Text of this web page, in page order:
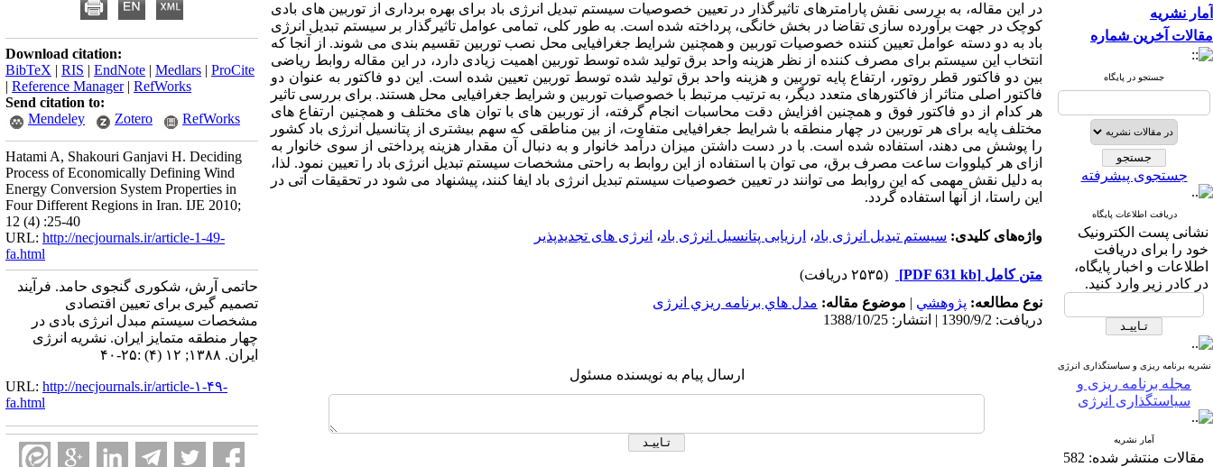
آمار نشریه
مقالات آخرین شماره
جستجو در پایگاه
جستجوی پیشرفته
دریافت اطلاعات پایگاه
نشانی پست الکترونیک
خود را برای دریافت
اطلاعات و اخبار پایگاه،
در کادر زیر وارد کنید.
نشریه برنامه ریزی و سیاستگذاری انرژی
مجله برنامه ریزی و
سیاستگذاری انرژی
آمار نشریه
مقالات منتشر شده: 582
در این مقاله، به بررسی نقش پارامترهای تاثیرگذار در تعیین خصوصیات سیستم تبدیل انرژی باد برای بهره برداری از توربین های بادی
کوچک در جهت برآورده سازی تقاضا در بخش خانگی، پرداخته شده است. به طور کلی، تمامی عوامل تاثیرگذار بر سیستم تبدیل انرژی
باد به دو دسته عوامل تعیین کننده خصوصیات توربین و همچنین شرایط جغرافیایی محل نصب توربین تقسیم بندی می شوند. از آنجا که
انتخاب این سیستم برای مصرف کننده از نظر هزینه واحد برق تولید شده توسط توربین اهمیت زیادی دارد، در این مقاله روابط ریاضی
بین دو فاکتور قطر روتور، ارتفاع پایه توربین و هزینه واحد برق تولید شده توسط توربین تعیین شده است. این دو فاکتور به عنوان دو
فاکتور اصلی متاثر از فاکتورهای متعدد دیگر، به ترتیب مرتبط با خصوصیات توربین و شرایط جغرافیایی محل هستند. برای بررسی تاثیر
هر کدام از دو فاکتور فوق و همچنین افزایش دقت محاسبات انجام گرفته، از توربین های با توان های مختلف و همچنین ارتفاع های
مختلف پایه برای هر توربین در چهار منطقه با شرایط جغرافیایی متفاوت، از بین مناطقی که سهم بیشتری از پتانسیل انرژی باد کشور
را پوشش می دهند، استفاده شده است. با در دست داشتن میزان درآمد خانوار و به دنبال آن مقدار هزینه پرداختی از سوی خانوار به
ازای هر کیلووات ساعت مصرف برق، می توان با استفاده از این روابط به راحتی مشخصات سیستم تبدیل انرژی باد را تعیین نمود. لذا،
به دلیل نقش مهمی که این روابط می توانند در تعیین خصوصیات سیستم تبدیل انرژی باد ایفا کنند، پیشنهاد می شود در تحقیقات آتی در
این راستا، از آنها استفاده گردد.
واژه‌های کلیدی: سیستم تبدیل انرژی باد، ارزیابی پتانسیل انرژی باد، انرژی های تجدیدپذیر
متن کامل [PDF 631 kb]
(۲۵۳۵ دریافت)
نوع مطالعه: پژوهشي | موضوع مقاله: مدل هاي برنامه ريزي انرژی
دریافت: 1390/9/2 | انتشار: 1388/10/25
ارسال پیام به نویسنده مسئول
Download citation:
BibTeX | RIS | EndNote | Medlars | ProCite
| Reference Manager| RefWorks
Send citation to:
Mendeley
Zotero RefWorks
Hatami A, Shakouri Ganjavi H. Deciding
Process of Economically Defining Wind
Energy Conversion System Properties in
Four Different Regions in Iran. IJE 2010;
12 (4) :25-40
URL: http://necjournals.ir/article-1-49-
fa.html
حاتمی آرش، شکوری گنجوی حامد. فرآیند
تصمیم گیری برای تعیین اقتصادی
مشخصات سیستم مبدل انرژی بادی در
چهار منطقه متمایز ایران. نشریه انرژی
ایران. ۱۳۸۸; ۱۲ (۴) :۲۵-۴۰
URL: http://necjournals.ir/article-۱-۴۹-
fa.html